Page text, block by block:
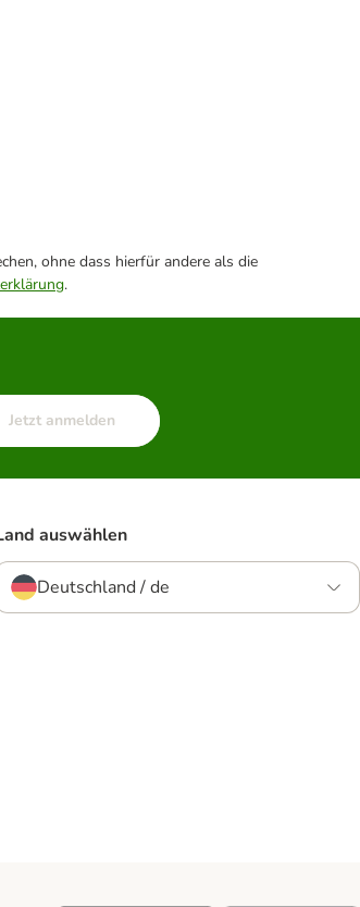
ohne dass hierfür andere als die
.
Jetzt anmelden
auswählen
Deutschland / de